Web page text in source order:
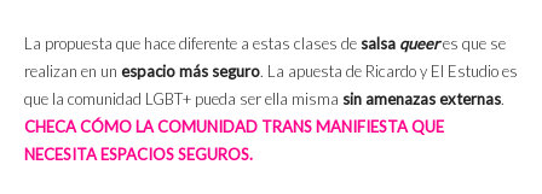
La propuesta que hace diferente a estas clases de salsa queeres que se
realizan en un espacio más seguro. La apuesta de Ricardo y El Estudio es
que la comunidad LGBT+ pueda ser ella misma sin amenazas externas.
CHECA CÓMO LA COMUNIDAD TRANS MANIFIESTA QUE
NECESITA ESPACIOS SEGUROS.